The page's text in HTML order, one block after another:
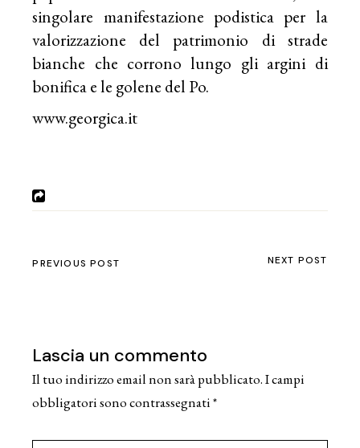
singolare manifestazione podistica per la
valorizzazione del patrimonio di strade
bianche che corrono lungo gli argini di
bonifica e le golene del Po.
www.georgica.it
PREVIOUS POST NEXT POST
Lascia un commento
Il tuo indirizzo email non sarà pubblicato.I campi
obbligatori sono contrassegnati*